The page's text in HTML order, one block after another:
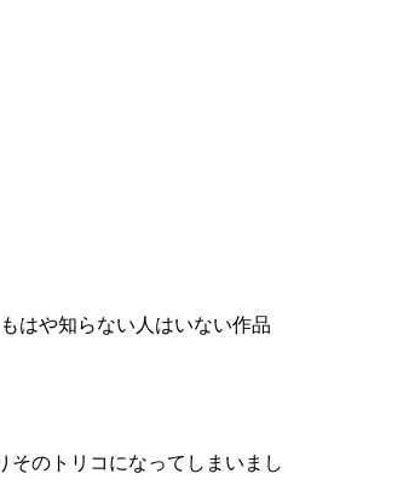
はや知らない人はいない作品
そのトリコになってしまいまし